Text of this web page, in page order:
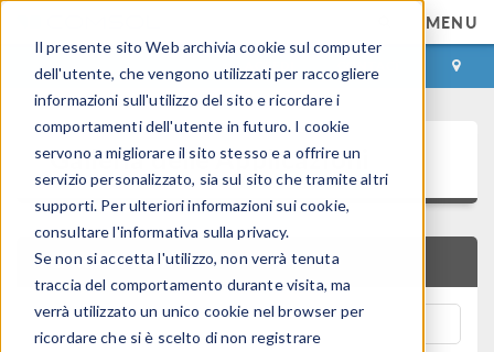
Il presente sito Web archivia cookie sul computer
dell'utente, che vengono utilizzati per raccogliere
informazioni sull'utilizzo del sito e ricordare i
comportamenti dell'utente in futuro. I cookie
servono a migliorare il sito stesso e a offrire un
servizio personalizzato, sia sul sito che tramite altri
supporti. Per ulteriori informazioni sui cookie,
consultare l'informativa sulla privacy.
Se non si accetta l'utilizzo, non verrà tenuta
traccia del comportamento durante visita, ma
verrà utilizzato un unico cookie nel browser per
ricordare che si è scelto di non registrare
MENU
ACCEDI CONTACT
Galleria delle Applicazioni
RICERCA RAPIDA